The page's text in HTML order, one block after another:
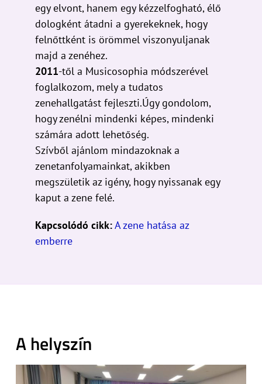
egy elvont, hanem egy kézzelfogható, élő
dologként átadni a gyerekeknek, hogy
felnőttként is örömmel viszonyuljanak
majd a zenéhez.
2011-től a Musicosophia módszerével
foglalkozom, mely a tudatos
zenehallgatást fejleszti.Úgy gondolom,
hogy zenélni mindenki képes, mindenki
számára adott lehetőség.
Szívből ajánlom mindazoknak a
zenetanfolyamainkat, akikben
megszületik az igény, hogy nyissanak egy
kaput a zene felé.
Kapcsolódó cikk:A zene hatása az
emberre
A helyszín